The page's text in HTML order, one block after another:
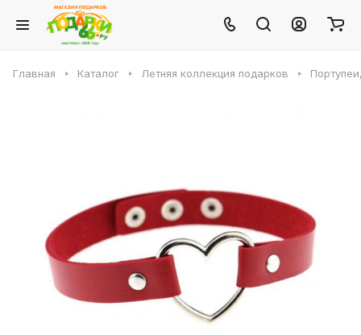
Главная Каталог Летняя коллекция подарков